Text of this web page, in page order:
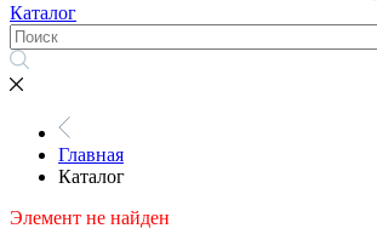
Каталог
Главная
Каталог
Элемент не найден